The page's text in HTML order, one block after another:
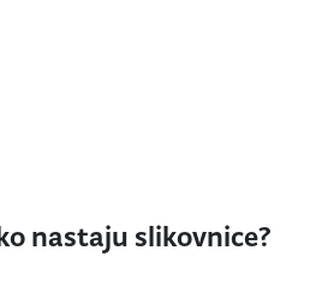
nastaju slikovnice?